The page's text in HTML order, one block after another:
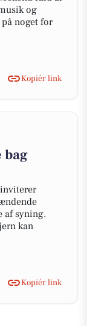
og
noget for
Kopiér link
bag
af syning.
kan
Kopiér link